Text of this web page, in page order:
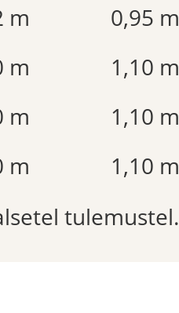
m
0,95 m
m
1,10 m
m
1,10 m
m
1,10 m
tulemustel.